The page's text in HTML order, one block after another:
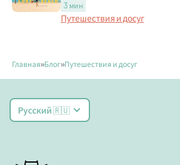
3 мин
Путешествия и досуг
Главная»Блог»Путешествия и досуг
Русский 🇷🇺